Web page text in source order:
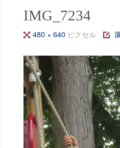
IMG_7234
フ
サ
イ
ズ
480 × 640 ピクセル